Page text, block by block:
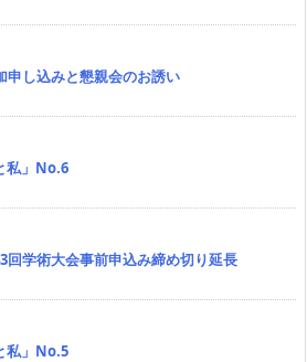
し込みと懇親会のお誘い
私」No.6
回学術大会事前申込み締め切り延長
私」No.5